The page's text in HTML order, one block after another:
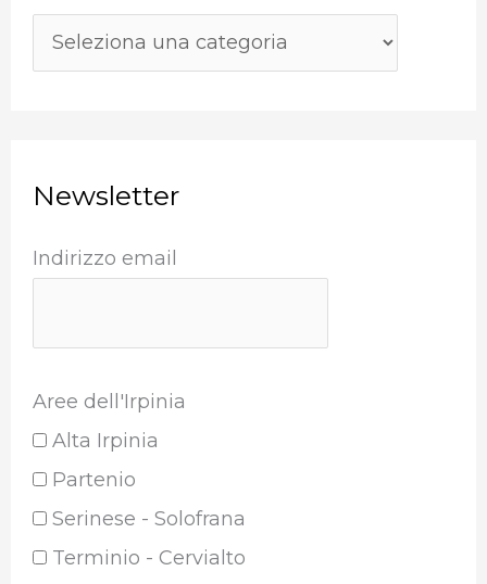
:
Newsletter
Indirizzo email
Aree dell'Irpinia
Alta Irpinia
Partenio
Serinese - Solofrana
Terminio - Cervialto